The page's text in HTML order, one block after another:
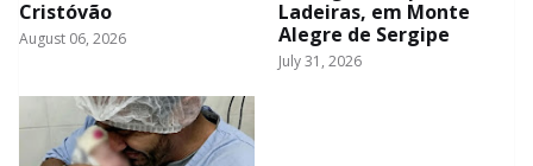
Cristóvão
August 06, 2026
Ladeiras, em Monte
Alegre de Sergipe
July 31, 2026